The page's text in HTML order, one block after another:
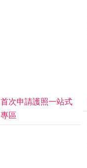
首次申請護照一站式
專區